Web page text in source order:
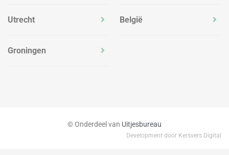
Utrecht
Groningen
België
© Onderdeel van Uitjesbureau
Development door Kersvers Digital